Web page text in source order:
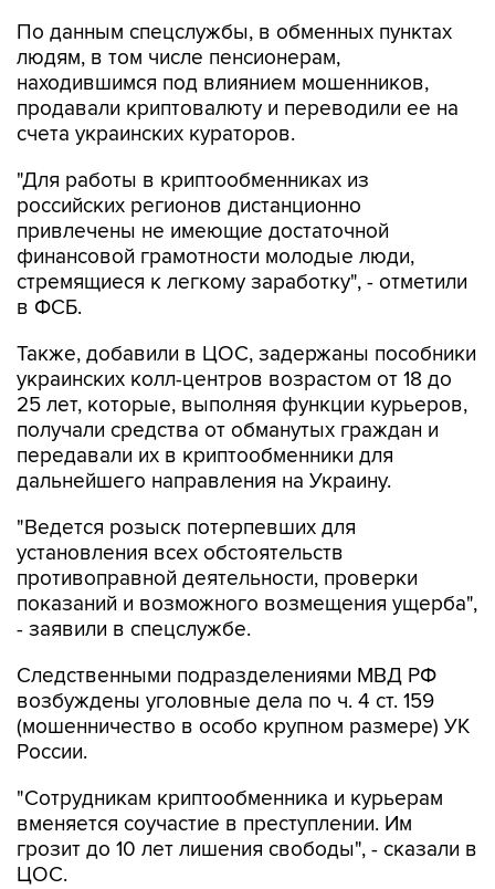
По данным спецслужбы, в обменных пунктах
людям, в том числе пенсионерам,
находившимся под влиянием мошенников,
продавали криптовалюту и переводили ее на
счета украинских кураторов.
"Для работы в криптообменниках из
российских регионов дистанционно
привлечены не имеющие достаточной
финансовой грамотности молодые люди,
стремящиеся к легкому заработку", - отметили
в ФСБ.
Также, добавили в ЦОС, задержаны пособники
украинских колл-центров возрастом от 18 до
25 лет, которые, выполняя функции курьеров,
получали средства от обманутых граждан и
передавали их в криптообменники для
дальнейшего направления на Украину.
"Ведется розыск потерпевших для
установления всех обстоятельств
противоправной деятельности, проверки
показаний и возможного возмещения ущерба",
- заявили в спецслужбе.
Следственными подразделениями МВД РФ
возбуждены уголовные дела по ч. 4 ст. 159
(мошенничество в особо крупном размере) УК
России.
"Сотрудникам криптообменника и курьерам
вменяется соучастие в преступлении. Им
грозит до 10 лет лишения свободы", - сказали в
ЦОС.